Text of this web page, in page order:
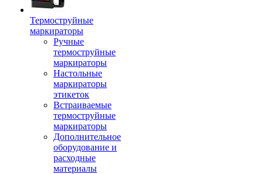
Термоструйные
маркираторы
Ручные
термоструйные
маркираторы
Настольные
маркираторы
этикеток
Встраиваемые
термоструйные
маркираторы
Дополнительное
оборудование и
расходные
материалы